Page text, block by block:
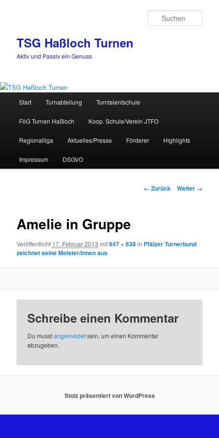
TSG Haßloch Turnen
Aktiv und Passiv ein Genuss
Start Turnabteilung Turntalentschule
FöG Turnen Haßloch Koop. Schule/Verein JTFO
Regionalliga Aktuelles/Presse Förderer Highlights
Impressum DSGVO
Bilder-
← Zurück Weiter →
Amelie in Gruppe
Veröffentlicht 17. Februar 2013 mit947 × 638in Pfälzer Turnerbund
zeichnet seine Meister/innen aus
Schreibe einen Kommentar
Du musstangemeldetsein, um einen Kommentar
abzugeben.
Stolz präsentiert von WordPress